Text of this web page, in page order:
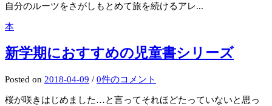
自分のルーツをさがしもとめて旅を続けるアレ...
本
新学期におすすめの児童書シリーズ
Posted on 2018-04-09 / 0件のコメント
桜が咲きはじめました…と言ってそれほどたっていないと思っ